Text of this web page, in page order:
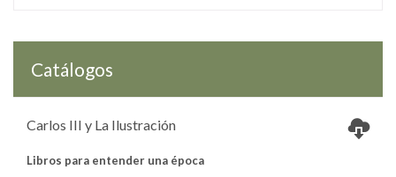
Catálogos
Carlos III y La Ilustración
Libros para entender una época